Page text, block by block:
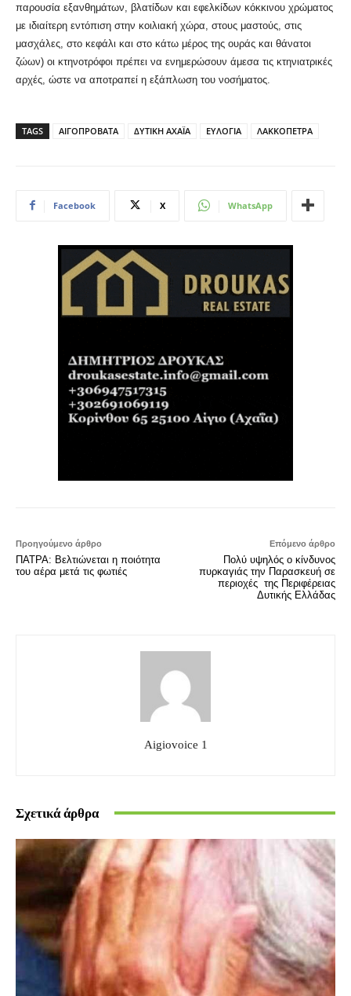
παρουσία εξανθημάτων, βλατίδων και εφελκίδων κόκκινου χρώματος
με ιδιαίτερη εντόπιση στην κοιλιακή χώρα, στους μαστούς, στις
μασχάλες, στο κεφάλι και στο κάτω μέρος της ουράς και θάνατοι
ζώων) οι κτηνοτρόφοι πρέπει να ενημερώσουν άμεσα τις κτηνιατρικές
αρχές, ώστε να αποτραπεί η εξάπλωση του νοσήματος.
TAGS ΑΙΓΟΠΡΟΒΑΤΑ ΔΥΤΙΚΗ ΑΧΑΪΑ ΕΥΛΟΓΙΑ ΛΑΚΚΟΠΕΤΡΑ
Facebook X WhatsApp
Προηγούμενο άρθρο
ΠΑΤΡΑ: Βελτιώνεται η ποιότητα
του αέρα μετά τις φωτιές
Επόμενο άρθρο
Πολύ υψηλός ο κίνδυνος
πυρκαγιάς την Παρασκευή σε
περιοχές της Περιφέρειας
Δυτικής Ελλάδας
Aigiovoice 1
Σχετικά άρθρα